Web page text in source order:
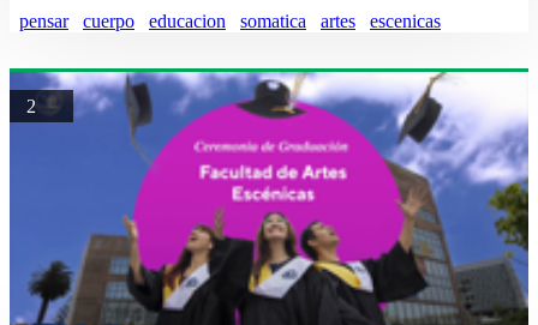
pensar cuerpo educacion somatica artes escenicas
2